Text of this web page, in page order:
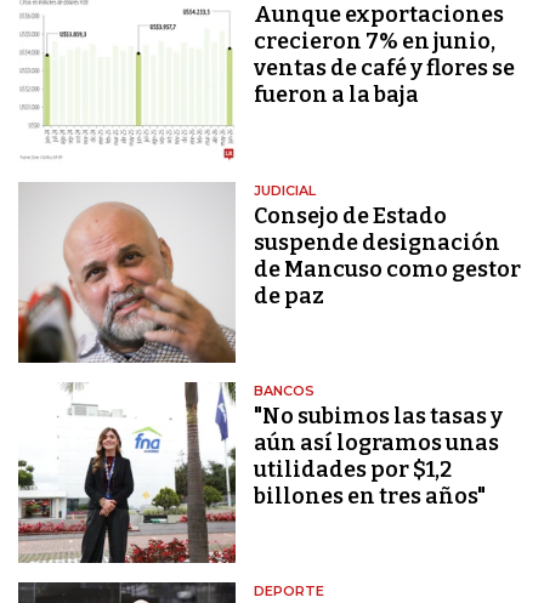
Aunque exportaciones
crecieron 7% en junio,
ventas de café y flores se
fueron a la baja
JUDICIAL
Consejo de Estado
suspende designación
de Mancuso como gestor
de paz
BANCOS
"No subimos las tasas y
aún así logramos unas
utilidades por $1,2
billones en tres años"
DEPORTE